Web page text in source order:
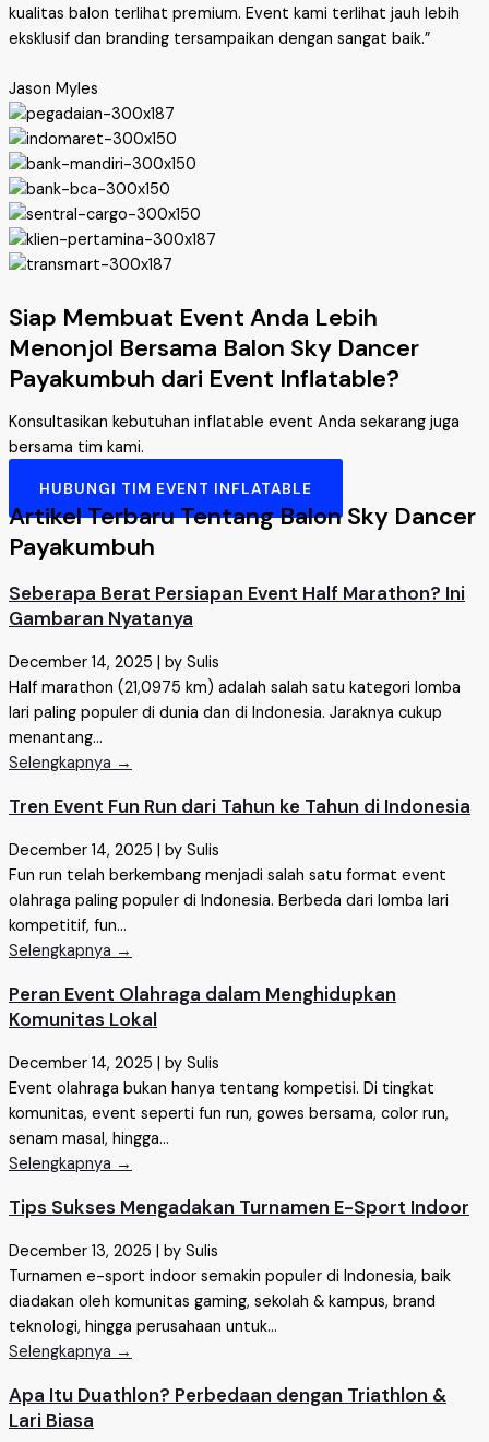
kualitas balon terlihat premium. Event kami terlihat jauh lebih
eksklusif dan branding tersampaikan dengan sangat baik.”
Jason Myles
Siap Membuat Event Anda Lebih
Menonjol Bersama Balon Sky Dancer
Payakumbuh dari Event Inflatable?
Konsultasikan kebutuhan inflatable event Anda sekarang juga
bersama tim kami.
HUBUNGI TIM EVENT INFLATABLE
Artikel Terbaru Tentang Balon Sky Dancer
Payakumbuh
Seberapa Berat Persiapan Event Half Marathon? Ini
Gambaran Nyatanya
December 14, 2025 | by Sulis
Half marathon (21,0975 km) adalah salah satu kategori lomba
lari paling populer di dunia dan di Indonesia. Jaraknya cukup
menantang...
Selengkapnya →
Tren Event Fun Run dari Tahun ke Tahun di Indonesia
December 14, 2025 | by Sulis
Fun run telah berkembang menjadi salah satu format event
olahraga paling populer di Indonesia. Berbeda dari lomba lari
kompetitif, fun...
Selengkapnya →
Peran Event Olahraga dalam Menghidupkan
Komunitas Lokal
December 14, 2025 | by Sulis
Event olahraga bukan hanya tentang kompetisi. Di tingkat
komunitas, event seperti fun run, gowes bersama, color run,
senam masal, hingga...
Selengkapnya →
Tips Sukses Mengadakan Turnamen E-Sport Indoor
December 13, 2025
by Sulis
Turnamen e-sport indoor semakin populer di Indonesia, baik
diadakan oleh komunitas gaming, sekolah & kampus, brand
teknologi, hingga perusahaan untuk...
Selengkapnya →
Apa Itu Duathlon? Perbedaan dengan Triathlon &
Lari Biasa